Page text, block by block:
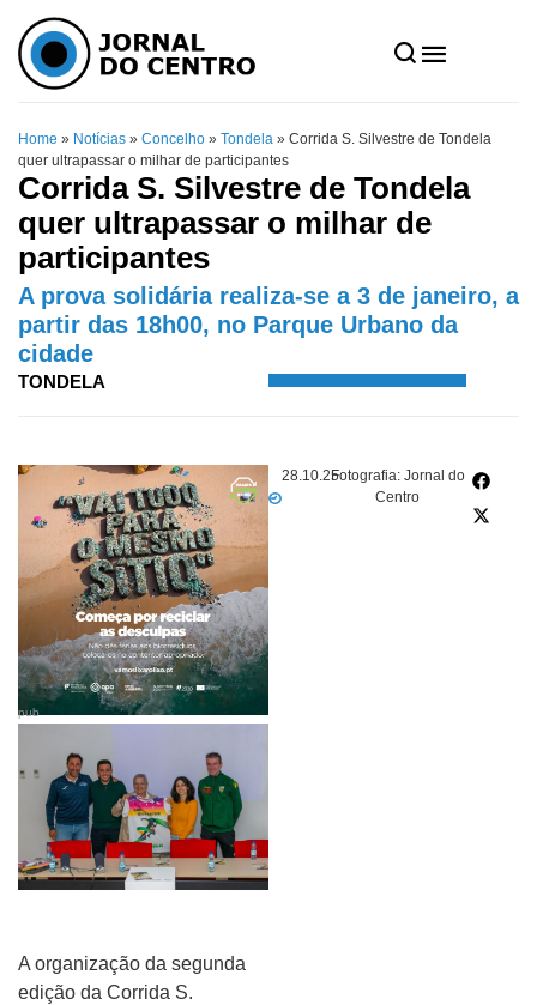
Home » Notícias » Concelho » Tondela » Corrida S. Silvestre de Tondela
quer ultrapassar o milhar de participantes
Corrida S. Silvestre de Tondela
quer ultrapassar o milhar de
participantes
A prova solidária realiza-se a 3 de janeiro, a
partir das 18h00, no Parque Urbano da
cidade
TONDELA
28.10.25Fotografia: Jornal do
Centro
pub
A organização da segunda
edição da Corrida S.